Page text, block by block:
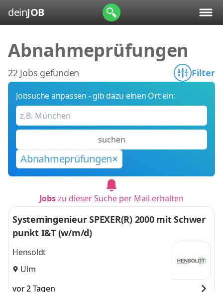
deinJOB
Abnahmeprüfungen
22 Jobs gefunden Filter
Jobsuche anpassen - gib dazu einen Ort ein:
suchen
Abnahmeprüfungen
Jobszu dieser Suche per Mail erhalten
Systemingenieur SPEXER(R) 2000 mit Schwer
punkt I&T (w/m/d)
Hensoldt
Ulm
vor 2 Tagen